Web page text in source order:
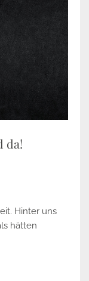
da!
Hinter uns
hätten